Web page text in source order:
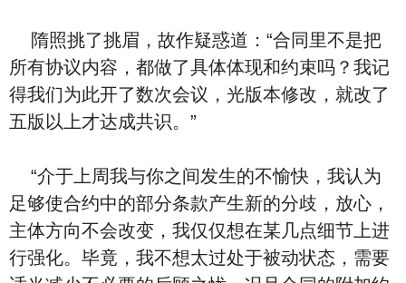
隋照挑了挑眉，故作疑惑道：“合同里不是把
所有协议内容，都做了具体体现和约束吗？我记
得我们为此开了数次会议，光版本修改，就改了
五版以上才达成共识。”
“介于上周我与你之间发生的不愉快，我认为
足够使合约中的部分条款产生新的分歧，放心，
主体方向不会改变，我仅仅想在某几点细节上进
行强化。毕竟，我不想太过处于被动状态，需要